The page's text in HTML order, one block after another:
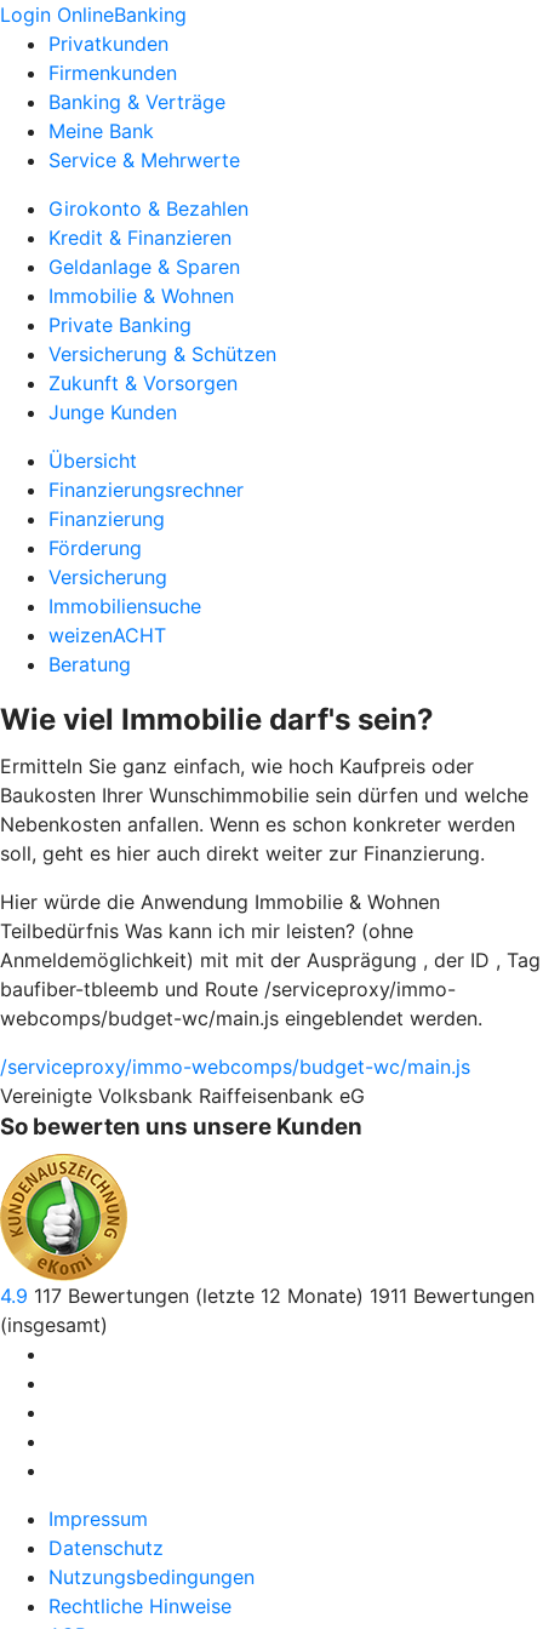
Login OnlineBanking
Privatkunden
Firmenkunden
Banking & Verträge
Meine Bank
Service & Mehrwerte
Girokonto & Bezahlen
Kredit & Finanzieren
Geldanlage & Sparen
Immobilie & Wohnen
Private Banking
Versicherung & Schützen
Zukunft & Vorsorgen
Junge Kunden
Übersicht
Finanzierungsrechner
Finanzierung
Förderung
Versicherung
Immobiliensuche
weizenACHT
Beratung
Wie viel Immobilie darf's sein?
Ermitteln Sie ganz einfach, wie hoch Kaufpreis oder
Baukosten Ihrer Wunschimmobilie sein dürfen und welche
Nebenkosten anfallen. Wenn es schon konkreter werden
soll, geht es hier auch direkt weiter zur Finanzierung.
Hier würde die Anwendung Immobilie & Wohnen
Teilbedürfnis Was kann ich mir leisten? (ohne
Anmeldemöglichkeit) mit mit der Ausprägung , der ID , Tag
baufiber-tbleemb und Route /serviceproxy/immo-
webcomps/budget-wc/main.js eingeblendet werden.
/serviceproxy/immo-webcomps/budget-wc/main.js
Vereinigte Volksbank Raiffeisenbank eG
So bewerten uns unsere Kunden
4.9 117 Bewertungen (letzte 12 Monate) 1911 Bewertungen
(insgesamt)
Impressum
Datenschutz
Nutzungsbedingungen
Rechtliche Hinweise